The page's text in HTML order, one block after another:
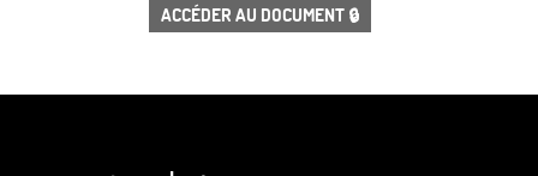
ACCÉDER AU DOCUMENT 🔒